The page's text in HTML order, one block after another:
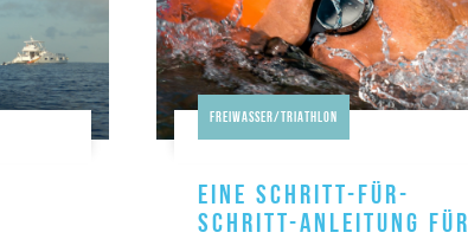
Freiwasser/Triathlon
EINE SCHRITT-FÜR-
SCHRITT-ANLEITUNG FÜR